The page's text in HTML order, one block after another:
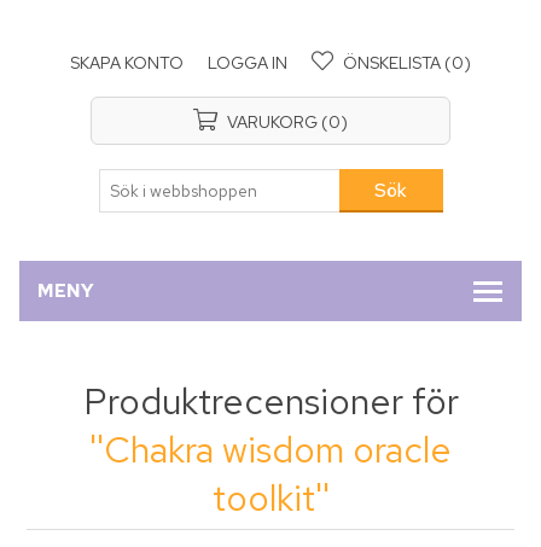
SKAPA KONTO LOGGA IN ÖNSKELISTA (0)
VARUKORG (0)
MENY
Produktrecensioner för
Chakra wisdom oracle
toolkit